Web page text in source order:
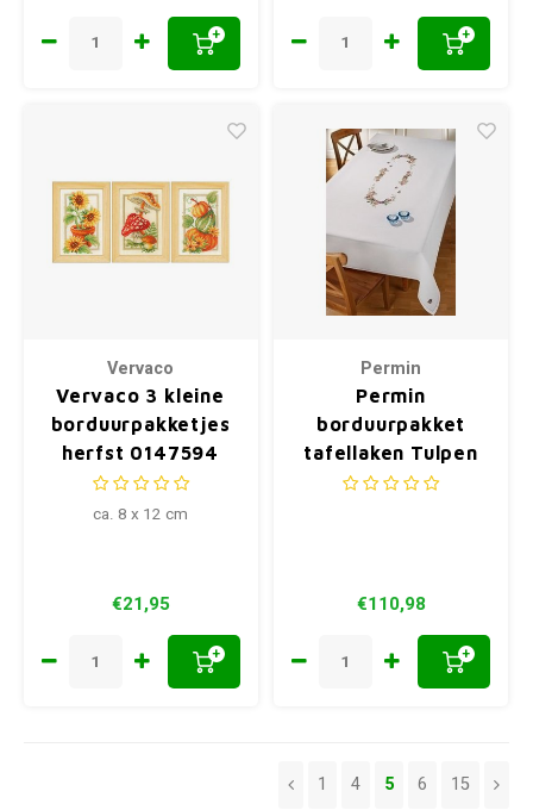
+ +
Vervaco
Vervaco 3 kleine
borduurpakketjes
herfst 0147594
ca. 8 x 12 cm
€21,95
+
Permin
Permin
borduurpakket
tafellaken Tulpen
58-6902
€110,98
+
1 4 5 6 15